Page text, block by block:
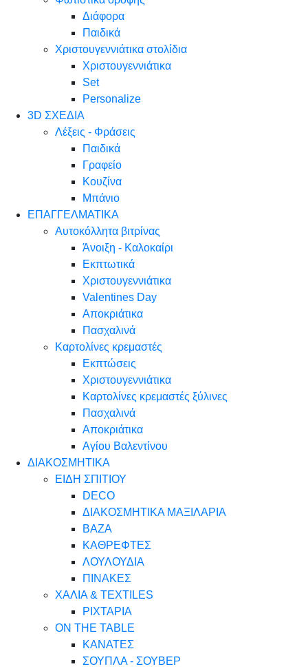
Διάφορα
Παιδικά
Χριστουγεννιάτικα στολίδια
Χριστουγεννιάτικα
Set
Personalize
3D ΣΧΕΔΙΑ
Λέξεις - Φράσεις
Παιδικά
Γραφείο
Κουζίνα
Μπάνιο
ΕΠΑΓΓΕΛΜΑΤΙΚΑ
Αυτοκόλλητα βιτρίνας
Άνοιξη - Καλοκαίρι
Εκπτωτικά
Χριστουγεννιάτικα
Valentines Day
Αποκριάτικα
Πασχαλινά
Καρτολίνες κρεμαστές
Εκπτώσεις
Χριστουγεννιάτικα
Καρτολίνες κρεμαστές ξύλινες
Πασχαλινά
Αποκριάτικα
Αγίου Βαλεντίνου
ΔΙΑΚΟΣΜΗΤΙΚΑ
ΕΙΔΗ ΣΠΙΤΙΟΥ
DECO
ΔΙΑΚΟΣΜΗΤΙΚΑ ΜΑΞΙΛΑΡΙΑ
ΒΑΖΑ
ΚΑΘΡΕΦΤΕΣ
ΛΟΥΛΟΥΔΙΑ
ΠΙΝΑΚΕΣ
ΧΑΛΙΑ & TEXTILES
ΡΙΧΤΑΡΙΑ
ON THE TABLE
ΚΑΝΑΤΕΣ
ΣΟΥΠΛΑ - ΣΟΥΒΕΡ